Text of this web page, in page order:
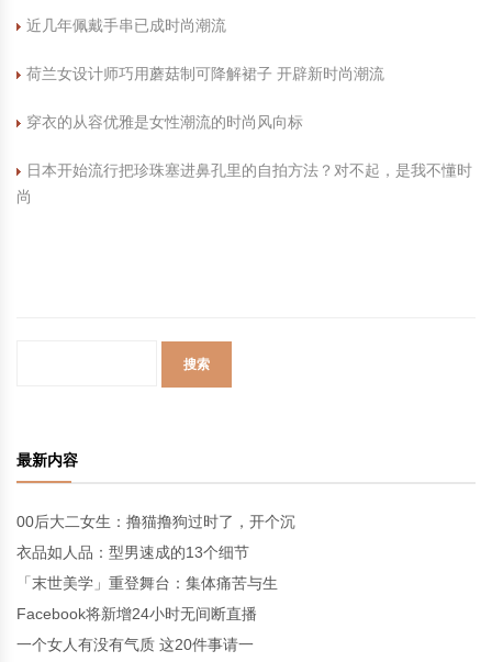
近几年佩戴手串已成时尚潮流
荷兰女设计师巧用蘑菇制可降解裙子 开辟新时尚潮流
穿衣的从容优雅是女性潮流的时尚风向标
日本开始流行把珍珠塞进鼻孔里的自拍方法？对不起，是我不懂时
尚
最新内容
00后大二女生：撸猫撸狗过时了，开个沉
衣品如人品：型男速成的13个细节
「末世美学」重登舞台：集体痛苦与生
Facebook将新增24小时无间断直播
一个女人有没有气质 这20件事请一